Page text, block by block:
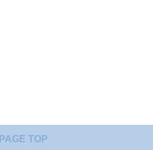
PAGE TOP